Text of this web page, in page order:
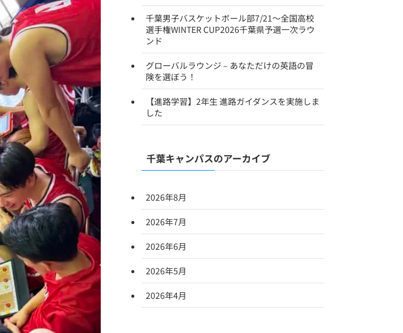
千葉男子バスケットボール部7/21〜全国高校
選手権WINTER CUP2026千葉県予選一次ラウ
ンド
グローバルラウンジ – あなただけの英語の冒
険を選ぼう！
【進路学習】2年生 進路ガイダンスを実施しま
した
千葉キャンパスのアーカイブ
2026年8月
2026年7月
2026年6月
2026年5月
2026年4月